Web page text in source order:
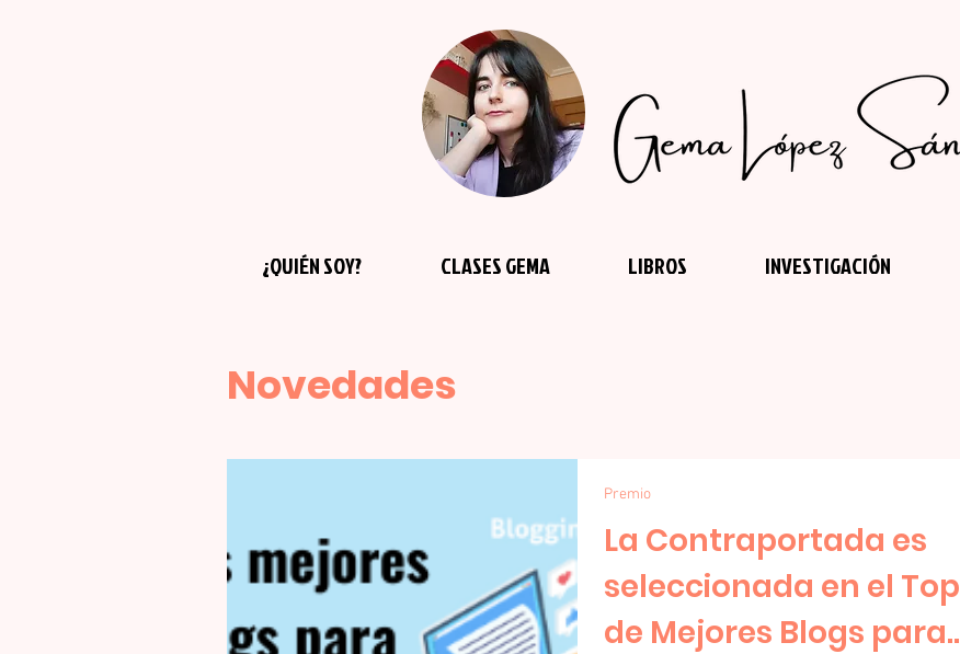
¿QUIÉN SOY? CLASES GEMA LIBROS INVESTIGACIÓN
Novedades
La Contraportada es
seleccionada en el Top
de Mejores Blogs para
Premio